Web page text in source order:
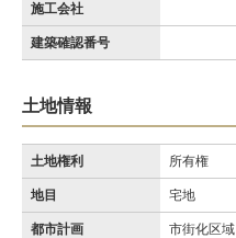
施工会社
建築確認番号
土地情報
土地権利 所有権
地目 宅地
都市計画 市街化区域